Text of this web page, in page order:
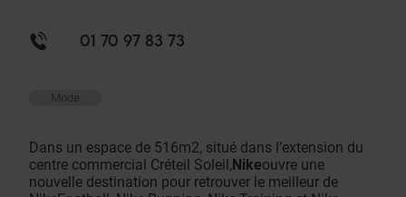
01 70 97 83 73
Mode
Dans un espace de 516m2, situé dans l’extension du
centre commercial Créteil Soleil, Nikeouvre une
nouvelle destination pour retrouver le meilleur de